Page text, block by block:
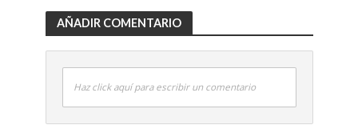
AÑADIR COMENTARIO
Haz click aquí para escribir un comentario